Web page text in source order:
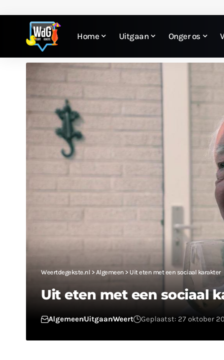
Home Uitgaan Onger os
Weertdegekste.nl > Algemeen > Uit eten met een sociaal karakter
Uit eten met een sociaal
AlgemeenUitgaanWeert Geplaatst: 27 oktober